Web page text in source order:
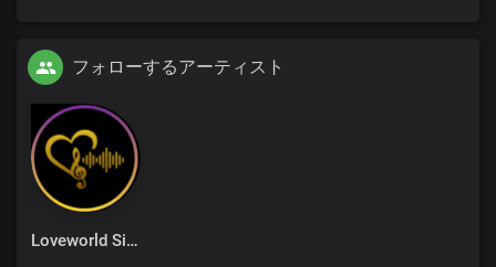
フォローするアーティスト
Loveworld Singers